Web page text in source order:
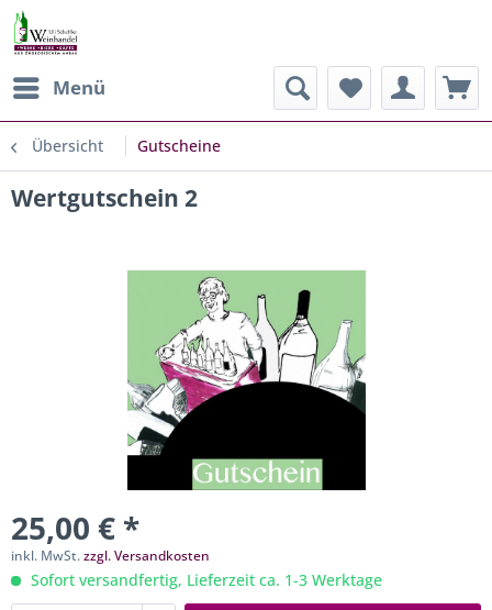
Menü
Übersicht Gutscheine
Wertgutschein 2
25,00 € *
inkl. MwSt.zzgl. Versandkosten
Sofort versandfertig, Lieferzeit ca. 1-3 Werktage